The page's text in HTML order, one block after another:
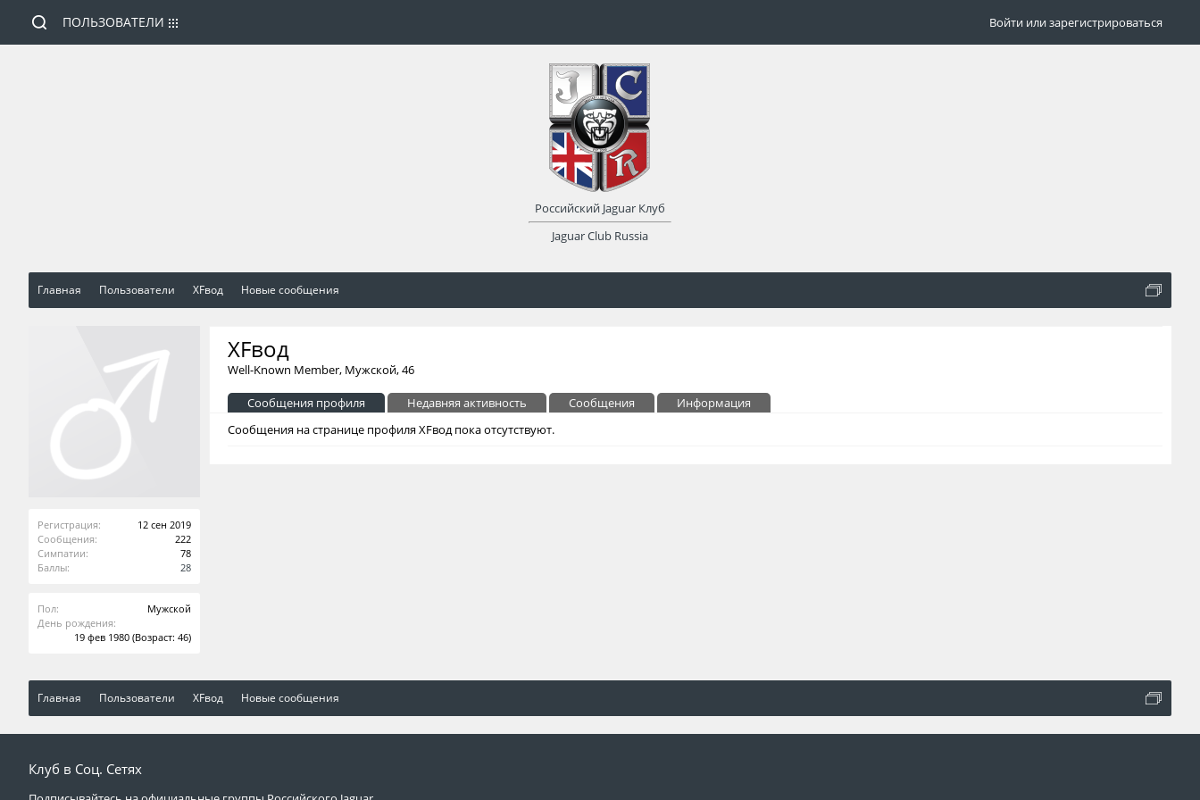
Главная Пользователи XFвод Новые сообщения
Регистрация:
12 сен 2019
Сообщения:
222
Симпатии:
78
Баллы:
28
Пол:
Мужской
День рождения:
19 фев 1980 (Возраст: 46)
XFвод
Well-Known Member, Мужской, 46
Сообщения профиля Недавняя активность Сообщения
Информация
Сообщения на странице профиля XFвод пока отсутствуют.
Главная Пользователи XFвод Новые сообщения
ПОЛЬЗОВАТЕЛИ
Российский Jaguar Клуб
Jaguar Club Russia
Войти или зарегистрироваться
Клуб в Соц. Сетях